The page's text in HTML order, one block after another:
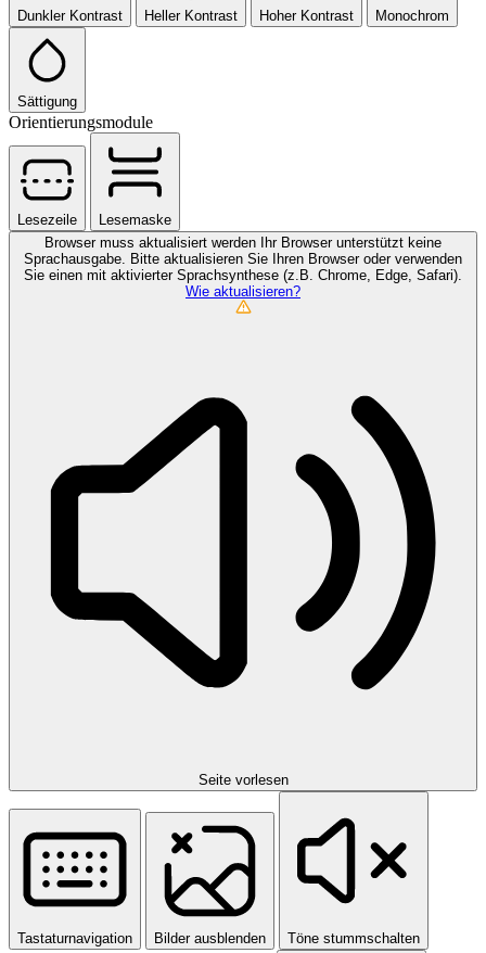
Dunkler Kontrast Heller Kontrast Hoher Kontrast Monochrom
Sättigung
Orientierungsmodule
Lesezeile
Lesemaske
Browser muss aktualisiert werden Ihr Browser unterstützt keine
Sprachausgabe. Bitte aktualisieren Sie Ihren Browser oder verwenden
Sie einen mit aktivierter Sprachsynthese (z.B. Chrome, Edge, Safari).
Wie aktualisieren?
Seite vorlesen
Tastaturnavigation Bilder ausblenden Töne stummschalten